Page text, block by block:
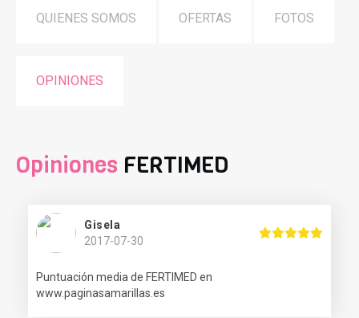
QUIENES SOMOS OFERTAS FOTOS
OPINIONES
Opiniones FERTIMED
Gisela
2017-07-30
Puntuación media de FERTIMED en
www.paginasamarillas.es